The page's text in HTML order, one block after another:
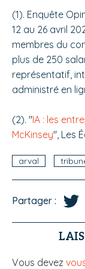
(1). Enquête
12 au 26 avril
membres du
plus de 250
représentatif,
administré en
(2). "IA : les
McKinsey", Les
arval
Partager :
Vous devez